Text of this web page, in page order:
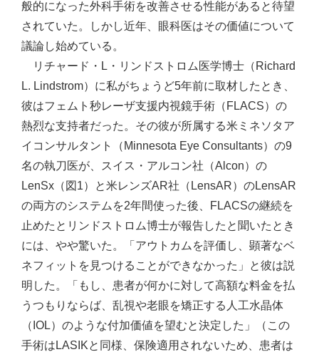
般的になった外科手術を改善させる性能があると待望
されていた。しかし近年、眼科医はその価値について
議論し始めている。
リチャード・L・リンドストロム医学博士（Richard
L. Lindstrom）に私がちょうど5年前に取材したとき、
彼はフェムト秒レーザ支援内視鏡手術（FLACS）の
熱烈な支持者だった。その彼が所属する米ミネソタア
イコンサルタント（Minnesota Eye Consultants）の9
名の執刀医が、スイス・アルコン社（Alcon）の
LenSx（図1）と米レンズAR社（LensAR）のLensAR
の両方のシステムを2年間使った後、FLACSの継続を
止めたとリンドストロム博士が報告したと聞いたとき
には、やや驚いた。「アウトカムを評価し、顕著なベ
ネフィットを見つけることができなかった」と彼は説
明した。「もし、患者が何かに対して高額な料金を払
うつもりならば、乱視や老眼を矯正する人工水晶体
（IOL）のような付加価値を望むと決定した」（この
手術はLASIKと同様、保険適用されないため、患者は